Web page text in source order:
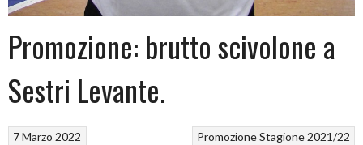
Promozione: brutto scivolone a
Sestri Levante.
PromozioneStagione 2021/22
7 Marzo 2022